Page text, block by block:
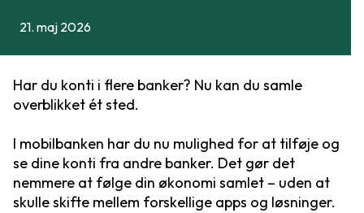
21. maj 2026
Har du konti i flere banker? Nu kan du samle
overblikket ét sted.
I mobilbanken har du nu mulighed for at tilføje og
se dine konti fra andre banker. Det gør det
nemmere at følge din økonomi samlet – uden at
skulle skifte mellem forskellige apps og løsninger.